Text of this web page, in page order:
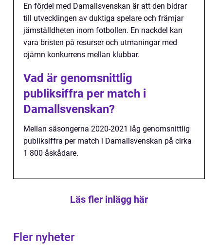
En fördel med Damallsvenskan är att den bidrar
till utvecklingen av duktiga spelare och främjar
jämställdheten inom fotbollen. En nackdel kan
vara bristen på resurser och utmaningar med
ojämn konkurrens mellan klubbar.
Vad är genomsnittlig
publiksiffra per match i
Damallsvenskan?
Mellan säsongerna 2020-2021 låg genomsnittlig
publiksiffra per match i Damallsvenskan på cirka
1 800 åskådare.
Läs fler inlägg här
Fler nyheter